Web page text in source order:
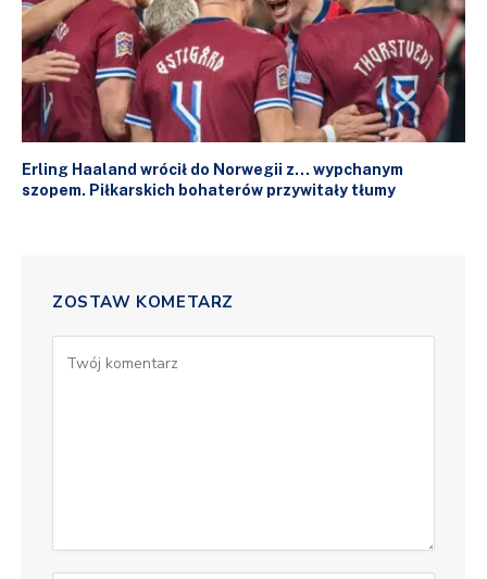
Erling Haaland wrócił do Norwegii z… wypchanym
szopem. Piłkarskich bohaterów przywitały tłumy
ZOSTAW KOMETARZ